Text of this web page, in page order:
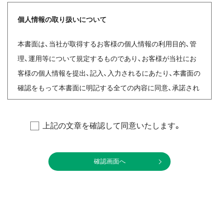
個人情報の取り扱いについて
本書面は、当社が取得するお客様の個人情報の利用目的、管
理、運用等について規定するものであり、お客様が当社にお
客様の個人情報を提出、記入、入力されるにあたり、本書面の
確認をもって本書面に明記する全ての内容に同意、承諾され
当社は、当社業務において当社が取扱う全ての個人情報の保
護について、社会的使命を十分に認識し、本人の権利の保護、
上記の文章を確認して同意いたします。